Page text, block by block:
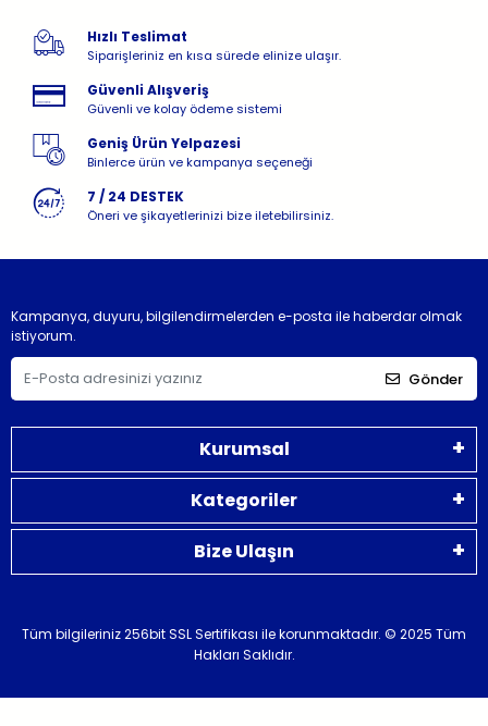
Hızlı Teslimat
Siparişleriniz en kısa sürede elinize ulaşır.
Güvenli Alışveriş
Güvenli ve kolay ödeme sistemi
Geniş Ürün Yelpazesi
Binlerce ürün ve kampanya seçeneği
7 / 24 DESTEK
Öneri ve şikayetlerinizi bize iletebilirsiniz.
Kampanya, duyuru, bilgilendirmelerden e-posta ile haberdar olmak
istiyorum.
Gönder
Kurumsal
Kategoriler
Bize Ulaşın
Tüm bilgileriniz 256bit SSL Sertifikası ile korunmaktadır. © 2025 Tüm
Hakları Saklıdır.